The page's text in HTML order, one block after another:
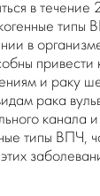
в течение
типы
в
привести
и раку
рака
канала и
типы ВПЧ,